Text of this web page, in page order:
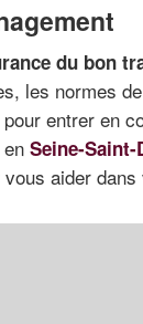
du bon
les normes
entrer en
Seine-Saint-
aider